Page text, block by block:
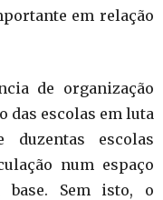
em relação
de organização
das escolas em luta
escolas
num espaço
base. Sem isto, o